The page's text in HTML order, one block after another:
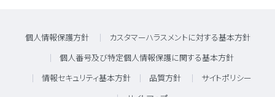
個人情報保護方針 カスタマーハラスメントに対する基本方針
個人番号及び特定個人情報保護に関する基本方針
情報セキュリティ基本方針 品質方針 サイトポリシー